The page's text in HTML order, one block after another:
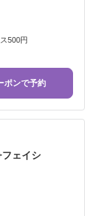
500円
ポンで予約
ェイシ